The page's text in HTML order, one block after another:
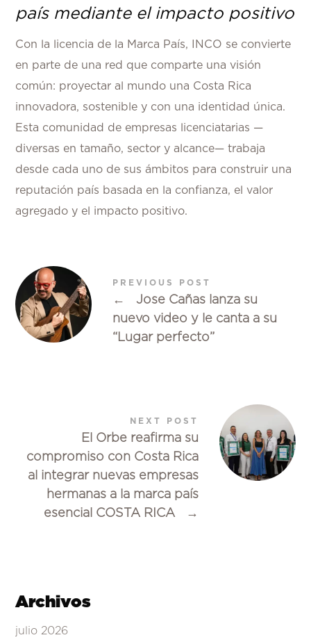
país mediante el impacto positivo
Con la licencia de la Marca País, INCO se convierte
en parte de una red que comparte una visión
común: proyectar al mundo una Costa Rica
innovadora, sostenible y con una identidad única.
Esta comunidad de empresas licenciatarias —
diversas en tamaño, sector y alcance— trabaja
desde cada uno de sus ámbitos para construir una
reputación país basada en la confianza, el valor
agregado y el impacto positivo.
PREVIOUS POST
←
Jose Cañas lanza su
nuevo video y le canta a su
“Lugar perfecto”
NEXT POST
El Orbe reafirma su
compromiso con Costa Rica
al integrar nuevas empresas
hermanas a la marca país
esencial COSTA RICA
→
Archivos
julio 2026